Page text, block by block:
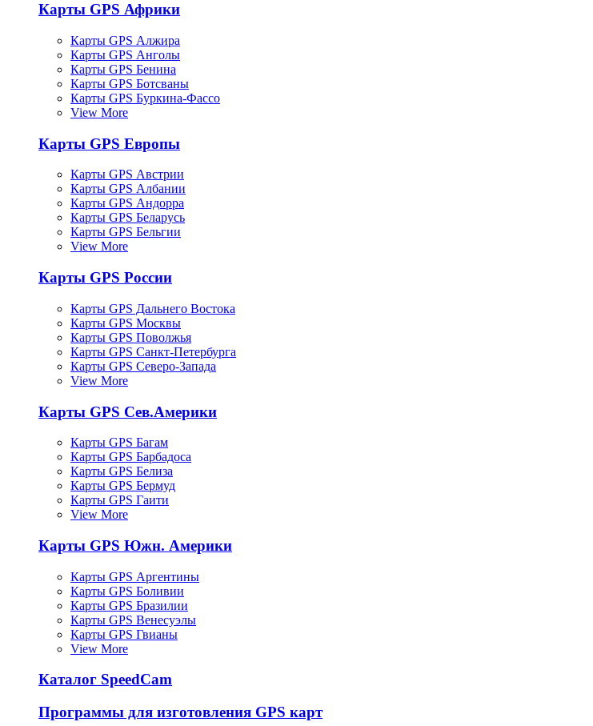
Карты GPS Африки
Карты GPS Алжира
Карты GPS Анголы
Карты GPS Бенина
Карты GPS Ботсваны
Карты GPS Буркина-Фассо
View More
Карты GPS Европы
Карты GPS Австрии
Карты GPS Албании
Карты GPS Андорра
Карты GPS Беларусь
Карты GPS Бельгии
View More
Карты GPS России
Карты GPS Дальнего Востока
Карты GPS Москвы
Карты GPS Поволжья
Карты GPS Санкт-Петербурга
Карты GPS Северо-Запада
View More
Карты GPS Сев.Америки
Карты GPS Багам
Карты GPS Барбадоса
Карты GPS Белиза
Карты GPS Бермуд
Карты GPS Гаити
View More
Карты GPS Южн. Америки
Карты GPS Аргентины
Карты GPS Боливии
Карты GPS Бразилии
Карты GPS Венесуэлы
Карты GPS Гвианы
View More
Каталог SpeedCam
Программы для изготовления GPS карт